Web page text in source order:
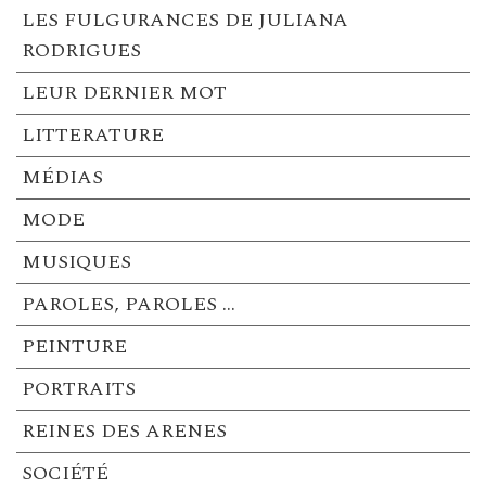
LES FULGURANCES DE JULIANA
RODRIGUES
LEUR DERNIER MOT
LITTERATURE
MÉDIAS
MODE
MUSIQUES
PAROLES, PAROLES …
PEINTURE
PORTRAITS
REINES DES ARENES
SOCIÉTÉ